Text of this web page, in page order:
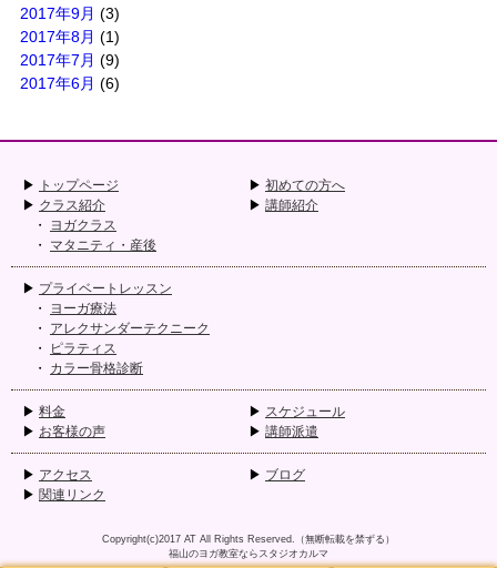
2017年9月 (3)
2017年8月 (1)
2017年7月 (9)
2017年6月 (6)
トップページ
初めての方へ
クラス紹介
ヨガクラス
マタニティ・産後
講師紹介
プライベートレッスン
ヨーガ療法
アレクサンダーテクニーク
ピラティス
カラー骨格診断
料金
スケジュール
お客様の声
講師派遣
アクセス
ブログ
関連リンク
Copyright(c)2017 AT All Rights Reserved.（無断転載を禁ずる）
福山のヨガ教室ならスタジオカルマ